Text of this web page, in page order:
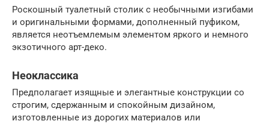
Роскошный туалетный столик с необычными изгибами
и оригинальными формами, дополненный пуфиком,
является неотъемлемым элементом яркого и немного
экзотичного арт-деко.
Неоклассика
Предполагает изящные и элегантные конструкции со
строгим, сдержанным и спокойным дизайном,
изготовленные из дорогих материалов или